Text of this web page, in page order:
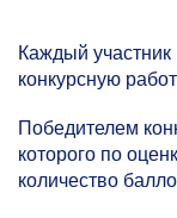
Каждый участник
конкурсную
Победителем
которого по
количество